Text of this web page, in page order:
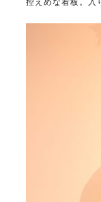
控えめな看板。入